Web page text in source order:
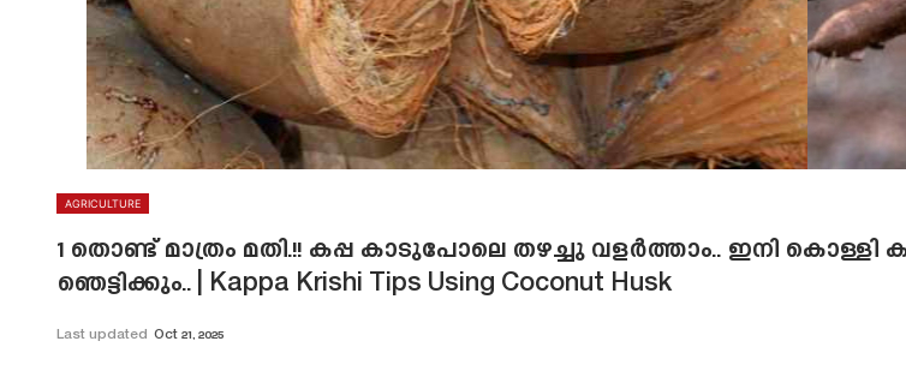
AGRICULTURE
1 തൊണ്ട് മാത്രം മതി.!! കപ്പ കാടുപോലെ തഴച്ചു വളർത്താം.. ഇനി
ഞെട്ടിക്കും.. | Kappa Krishi Tips Using Coconut Husk
Last updated Oct 21, 2025